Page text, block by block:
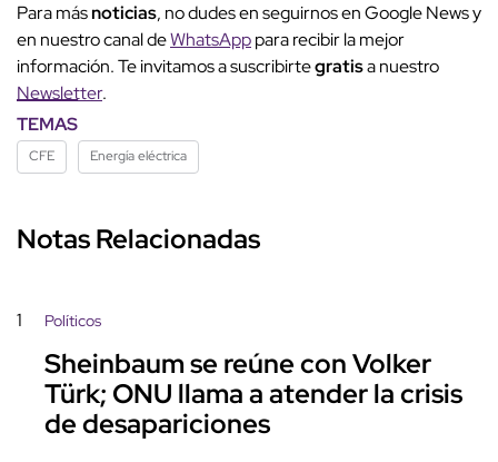
Para másnoticias, no dudes en seguirnos en Google News y
en nuestro canal deWhatsApppara recibir la mejor
información. Te invitamos a suscribirtegratisa nuestro
Newsletter.
TEMAS
CFE Energía eléctrica
Notas Relacionadas
1 Políticos
Sheinbaum se reúne con Volker
Türk; ONU llama a atender la crisis
de desapariciones